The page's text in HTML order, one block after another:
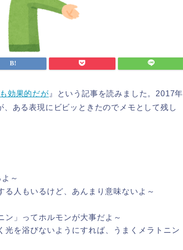
効果的だが 』という記事を読みました。2017年
ある表現にビビッときたのでメモとして残し
～
人もいるけど、あんまり意味ないよ～
ン」ってホルモンが大事だよ～
光を浴びないようにすれば、うまくメラトニン